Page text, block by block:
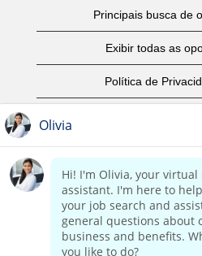
Principais busca de
Exibir todas as
Política de
Aviso de
Entre em
Página